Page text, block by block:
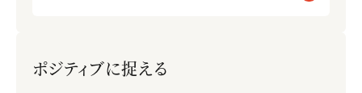
ポジティブに捉える